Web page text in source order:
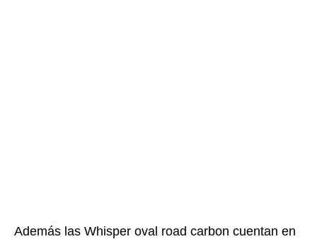
Además las Whisper oval road carbon cuentan en